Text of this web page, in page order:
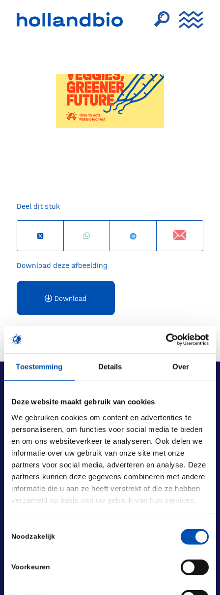
Toestemming Details Over
Deze website maakt gebruik van cookies
We gebruiken cookies om content en advertenties te
personaliseren, om functies voor social media te bieden
en om ons websiteverkeer te analyseren. Ook delen we
informatie over uw gebruik van onze site met onze
partners voor social media, adverteren en analyse. Deze
partners kunnen deze gegevens combineren met andere
informatie die u aan ze heeft verstrekt of die ze hebben
verzameld op basis van uw gebruik van hun services.
Noodzakelijk
Voorkeuren
Deel dit stuk
Download deze afbeelding
Download
Laan van Nieuw Oost-Indië 131-133